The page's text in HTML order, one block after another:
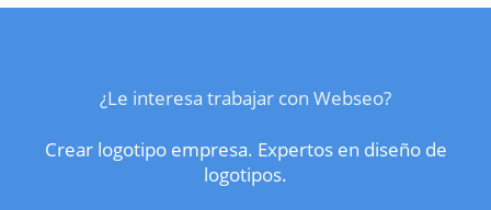
¿Le interesa trabajar con Webseo?
Crear logotipo empresa. Expertos en diseño de
logotipos.